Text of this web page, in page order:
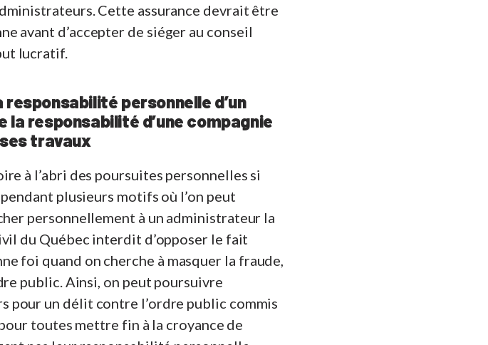
Cette assurance devrait être
avant d’accepter de siéger au conseil
lucratif.
personnelle d’un
responsabilité d’une compagnie
travaux
à l’abri des poursuites personnelles si
plusieurs motifs où l’on peut
personnellement à un administrateur la
du Québec interdit d’opposer le fait
foi quand on cherche à masquer la fraude,
public. Ainsi, on peut poursuivre
pour un délit contre l’ordre public commis
toutes mettre fin à la croyance de